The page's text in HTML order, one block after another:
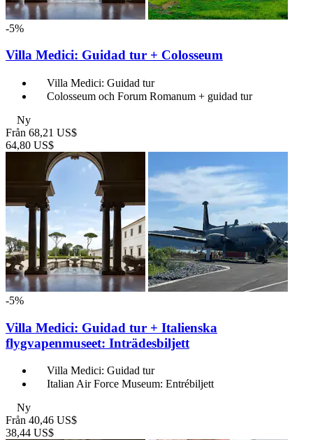
-5%
Villa Medici: Guidad tur + Colosseum
Villa Medici: Guidad tur
Colosseum och Forum Romanum + guidad tur
Ny
Från 68,21 US$
64,80 US$
-5%
Villa Medici: Guidad tur + Italienska
flygvapenmuseet: Inträdesbiljett
Villa Medici: Guidad tur
Italian Air Force Museum: Entrébiljett
Ny
Från 40,46 US$
38,44 US$